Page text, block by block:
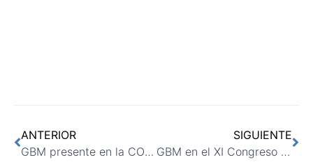
ANTERIOR
GBM presente en la COP25
SIGUIENTE
GBM en el XI Congreso Ibérico de Gestión y Planificación del Agua